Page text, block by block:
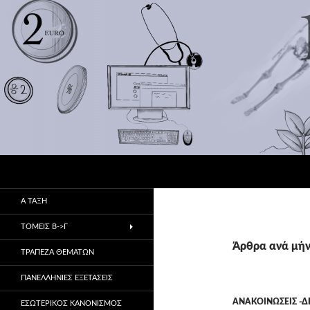
Άρθρα ανά
ΑΝΑΚΟΙΝΏΣΕΙΣ -
Α ΤΑΞΗ
ΤΟΜΕΙΣ Β->Γ
ΤΡΑΠΕΖΑ ΘΕΜΑΤΩΝ
ΠΑΝΕΛΛΗΝΙΕΣ ΕΞΕΤΑΣΕΙΣ
ΕΣΩΤΕΡΙΚΌΣ ΚΑΝΟΝΙΣΜΌΣ